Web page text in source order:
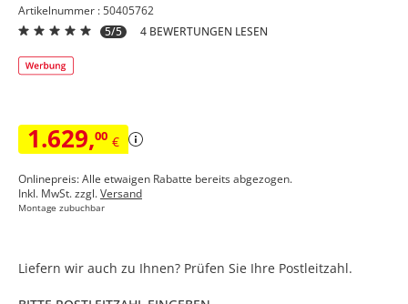
Artikelnummer : 50405762
5/5
4 BEWERTUNGEN LESEN
1.629,00 €
Onlinepreis: Alle etwaigen Rabatte bereits abgezogen.
Inkl. MwSt. zzgl.Versand
Montage zubuchbar
Liefern wir auch zu Ihnen? Prüfen Sie Ihre Postleitzahl.